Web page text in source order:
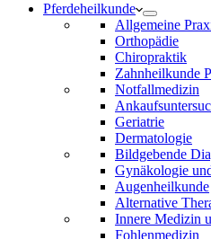
Pferdeheilkunde
Allgemeine
Orthopädie
Chiropraktik
Zahnheilkunde
Notfallmedizin
Geriatrie
Dermatologie
Bildgebende
Gynäkologie
Augenheilkunde
Alternative
Innere Medizin
Fohlenmedizin